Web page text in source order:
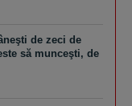
de zeci de
să munceşti, de